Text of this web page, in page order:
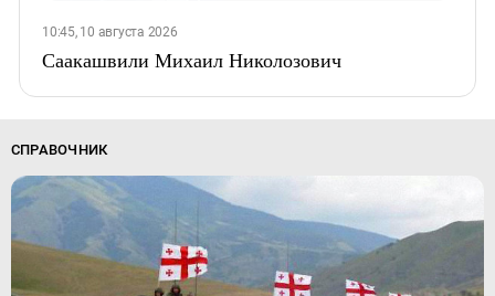
10:45, 10 августа 2026
Саакашвили Михаил Николозович
СПРАВОЧНИК